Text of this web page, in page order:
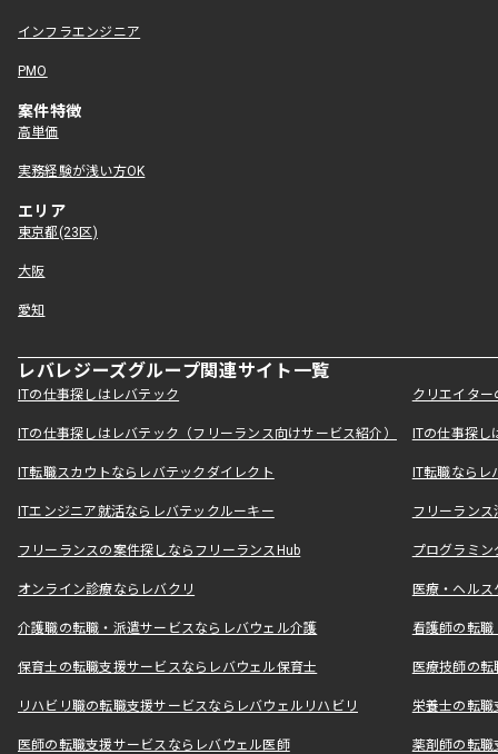
インフラエンジニア
PMO
案件特徴
高単価
実務経験が浅い方OK
エリア
東京都(23区)
大阪
愛知
レバレジーズグループ関連サイト一覧
ITの仕事探しはレバテック クリエイタ
ITの仕事探しはレバテック（フリーランス向けサービス紹介） ITの仕事探
IT転職スカウトならレバテックダイレクト IT転職なら
ITエンジニア就活ならレバテックルーキー フリーラン
フリーランスの案件探しならフリーランスHub プログラミ
オンライン診療ならレバクリ 医療・ヘル
介護職の転職・派遣サービスならレバウェル介護 看護師の転
保育士の転職支援サービスならレバウェル保育士 医療技師の
リハビリ職の転職支援サービスならレバウェルリハビリ 栄養士の転
医師の転職支援サービスならレバウェル医師 薬剤師の転